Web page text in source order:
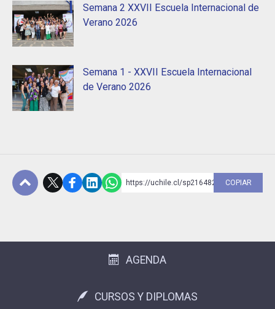
Semana 2 XXVII Escuela Internacional de
Verano 2026
Semana 1 - XXVII Escuela Internacional
de Verano 2026
https://uchile.cl/sp216482 COPIAR
AGENDA
CURSOS Y DIPLOMAS